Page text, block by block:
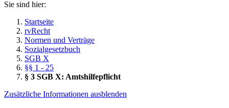
Sie sind hier:
Startseite
rvRecht
Normen und Verträge
Sozialgesetzbuch
SGB X
§§ 1 - 25
§ 3 SGB X: Amtshilfepflicht
Zusätzliche Informationen ausblenden